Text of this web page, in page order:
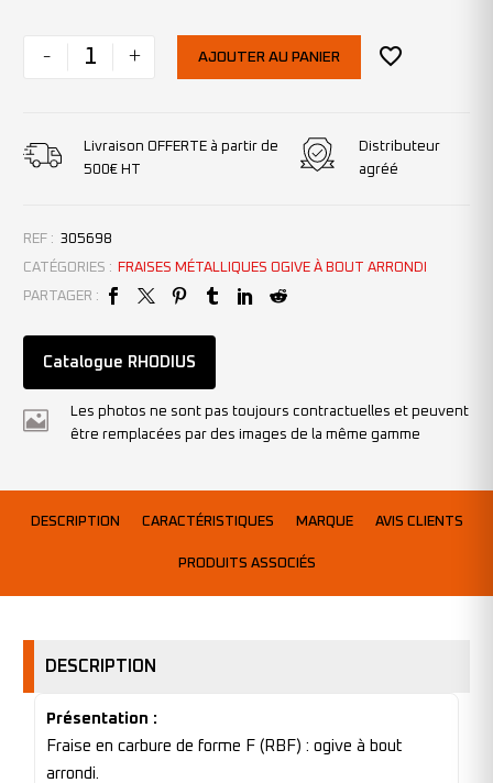
- + AJOUTER AU PANIER
Livraison OFFERTE à partir de
500€ HT
Distributeur
agréé
REF : 305698
CATÉGORIES :
FRAISES MÉTALLIQUES OGIVE À BOUT ARRONDI
PARTAGER :
Catalogue RHODIUS
Les photos ne sont pas toujours contractuelles et peuvent
être remplacées par des images de la même gamme
DESCRIPTION CARACTÉRISTIQUES MARQUE AVIS CLIENTS
PRODUITS ASSOCIÉS
DESCRIPTION
Présentation :
Fraise en carbure de forme F (RBF) : ogive à bout
arrondi.